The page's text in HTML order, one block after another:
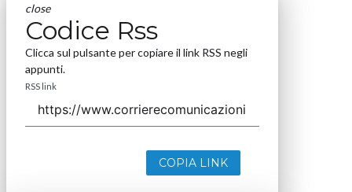
close
Codice Rss
Clicca sul pulsante per copiare il link RSS negli
appunti.
RSS link
COPIA LINK